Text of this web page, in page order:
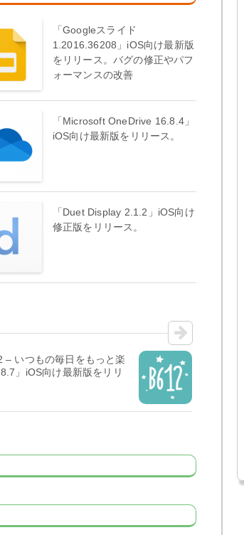
「Googleスライド
1.2016.36208」iOS向け最新版
をリリース。バグの修正やパフ
ォーマンスの改善
「Microsoft OneDrive 16.8.4」
iOS向け最新版をリリース。
「Duet Display 2.1.2」iOS向け
修正版をリリース。
– いつもの毎日をもっと楽
」iOS向け最新版をリリ